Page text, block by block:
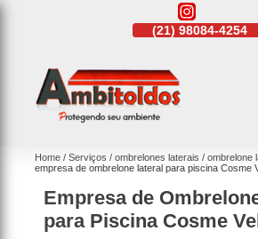
(21) 98084-4254
Home Serviços ombrelones laterais
ombrelone
empresa de ombrelone lateral para piscina Cosme
Empresa de
para Piscina Cosme